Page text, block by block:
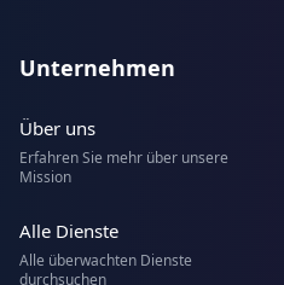
Unternehmen
Über uns
Erfahren Sie mehr über unsere
Mission
Alle Dienste
Alle überwachten Dienste
durchsuchen